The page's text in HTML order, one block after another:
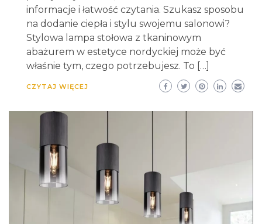
informacje i łatwość czytania. Szukasz sposobu
na dodanie ciepła i stylu swojemu salonowi?
Stylowa lampa stołowa z tkaninowym
abażurem w estetyce nordyckiej może być
właśnie tym, czego potrzebujesz. To […]
CZYTAJ WIĘCEJ